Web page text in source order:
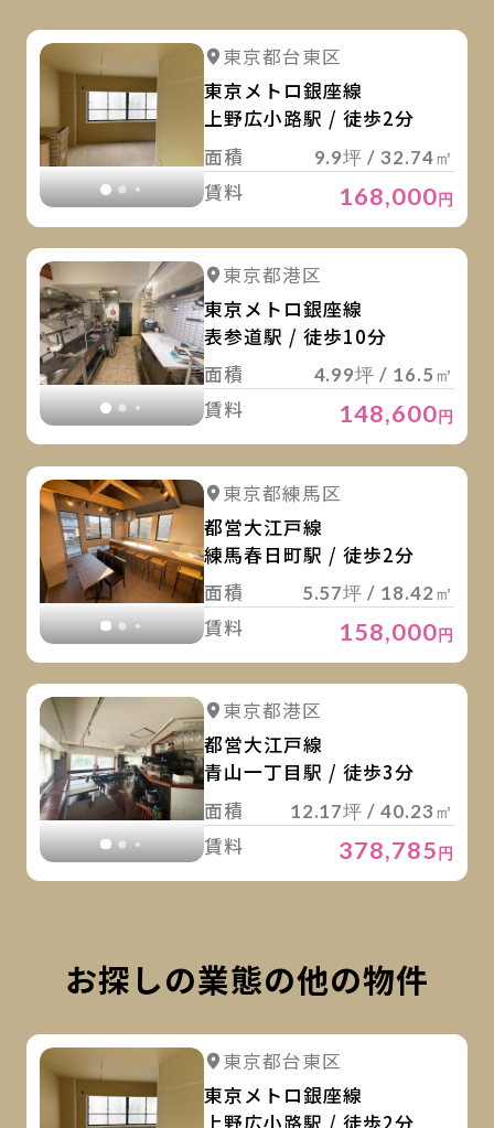
詳細を見る
東京都台東区
東京メトロ銀座線
上野広小路駅 / 徒歩2分
面積
9.9坪 / 32.74㎡
賃料 168,000円
詳細を見る
東京都港区
東京メトロ銀座線
表参道駅 / 徒歩10分
面積
4.99坪 / 16.5㎡
賃料 148,600円
詳細を見る
東京都練馬区
都営大江戸線
練馬春日町駅 / 徒歩2分
面積
5.57坪 / 18.42㎡
賃料 158,000円
詳細を見る
東京都港区
都営大江戸線
青山一丁目駅 / 徒歩3分
面積
12.17坪 / 40.23㎡
賃料 378,785円
お探しの業態の他の物件
詳細を見る
東京都台東区
東京メトロ銀座線
上野広小路駅 / 徒歩2分